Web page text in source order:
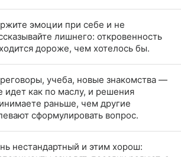
эмоции при себе и не
лишнего: откровенность
дороже, чем хотелось бы.
учеба, новые знакомства —
идет как по маслу, и решения
раньше, чем другие
сформулировать вопрос.
нестандартный и этим хорош: